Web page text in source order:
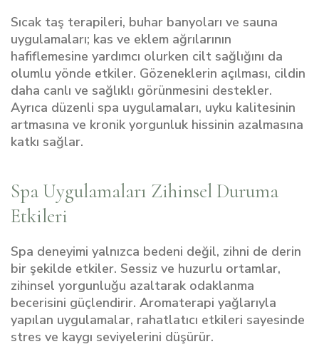
Sıcak taş terapileri, buhar banyoları ve sauna
uygulamaları; kas ve eklem ağrılarının
hafiflemesine yardımcı olurken cilt sağlığını da
olumlu yönde etkiler. Gözeneklerin açılması, cildin
daha canlı ve sağlıklı görünmesini destekler.
Ayrıca düzenli spa uygulamaları, uyku kalitesinin
artmasına ve kronik yorgunluk hissinin azalmasına
katkı sağlar.
Spa Uygulamaları Zihinsel Duruma
Etkileri
Spa deneyimi yalnızca bedeni değil, zihni de derin
bir şekilde etkiler. Sessiz ve huzurlu ortamlar,
zihinsel yorgunluğu azaltarak odaklanma
becerisini güçlendirir. Aromaterapi yağlarıyla
yapılan uygulamalar, rahatlatıcı etkileri sayesinde
stres ve kaygı seviyelerini düşürür.